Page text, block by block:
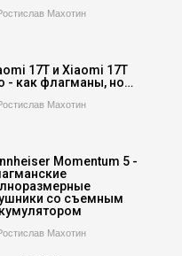
Махотин
17T и Xiaomi 17T
- как флагманы, но…
Махотин
Momentum 5 -
со съемным
Махотин